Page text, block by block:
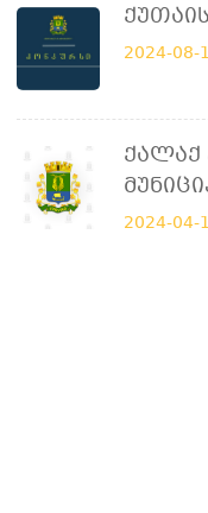
2024-08-
Ქალაქ
2024-04-